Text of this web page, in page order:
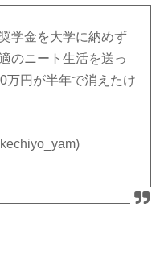
学金を大学に納めず
のニート生活を送っ
万円が半年で消えたけ